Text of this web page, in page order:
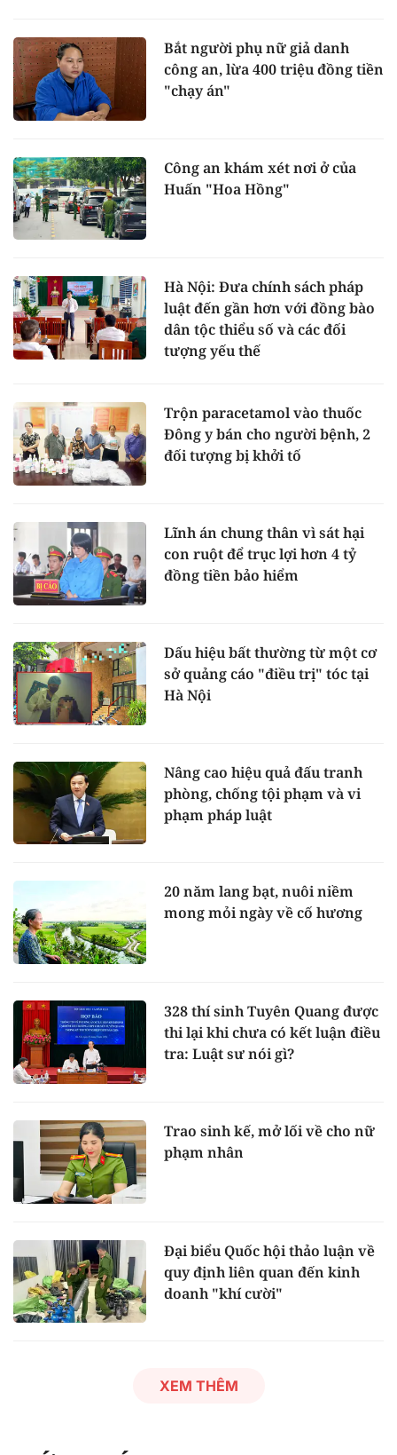
Bắt người phụ nữ giả danh
công an, lừa 400 triệu đồng tiền
"chạy án"
Công an khám xét nơi ở của
Huấn "Hoa Hồng"
Hà Nội: Đưa chính sách pháp
luật đến gần hơn với đồng bào
dân tộc thiểu số và các đối
tượng yếu thế
Trộn paracetamol vào thuốc
Đông y bán cho người bệnh, 2
đối tượng bị khởi tố
Lĩnh án chung thân vì sát hại
con ruột để trục lợi hơn 4 tỷ
đồng tiền bảo hiểm
Dấu hiệu bất thường từ một cơ
sở quảng cáo "điều trị" tóc tại
Hà Nội
Nâng cao hiệu quả đấu tranh
phòng, chống tội phạm và vi
phạm pháp luật
20 năm lang bạt, nuôi niềm
mong mỏi ngày về cố hương
328 thí sinh Tuyên Quang được
thi lại khi chưa có kết luận điều
tra: Luật sư nói gì?
Trao sinh kế, mở lối về cho nữ
phạm nhân
Đại biểu Quốc hội thảo luận về
quy định liên quan đến kinh
doanh "khí cười"
XEM THÊM